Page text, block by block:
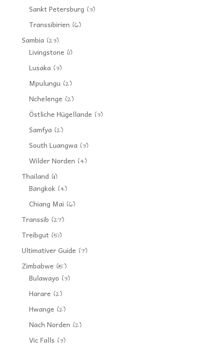
Sankt Petersburg (3)
Transsibirien (6)
Sambia(23)
Livingstone (1)
Lusaka(3)
Mpulungu(2)
Nchelenge (2)
Östliche Hügellande (3)
Samfya(2)
South Luangwa(3)
Wilder Norden (4)
Thailand(11)
Bangkok(4)
Chiang Mai (6)
Transsib (27)
Treibgut(51)
Ultimativer Guide (7)
Zimbabwe (15)
Bulawayo (3)
Harare (2)
Hwange (2)
Nach Norden (2)
Vic Falls (3)